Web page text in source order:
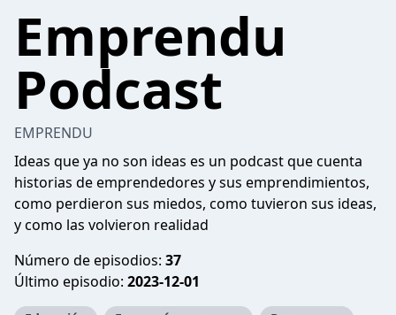
Emprendu
Podcast
EMPRENDU
Ideas que ya no son ideas es un podcast que cuenta
historias de emprendedores y sus emprendimientos,
como perdieron sus miedos, como tuvieron sus ideas,
y como las volvieron realidad
Número de episodios: 37
Último episodio: 2023-12-01